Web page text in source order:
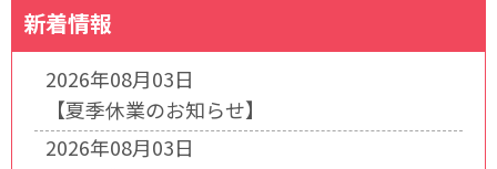
新着情報
2026年08月03日
【夏季休業のお知らせ】
2026年08月03日